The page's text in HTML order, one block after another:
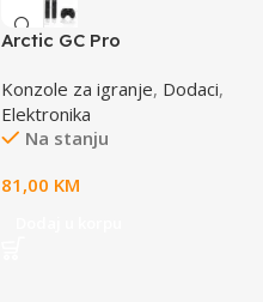
Arctic GC Pro
Konzole za igranje, Dodaci,
Elektronika
Na stanju
81,00 KM